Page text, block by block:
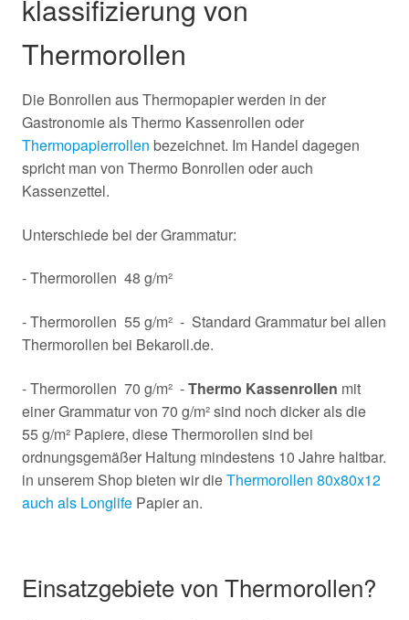
klassifizierung von
Thermorollen
Die Bonrollen aus Thermopapier werden in der
Gastronomie als Thermo Kassenrollen oder
Thermopapierrollen bezeichnet. Im Handel dagegen
spricht man von Thermo Bonrollen oder auch
Kassenzettel.
Unterschiede bei der Grammatur:
- Thermorollen 48 g/m²
- Thermorollen 55 g/m² - Standard Grammatur bei allen
Thermorollen bei Bekaroll.de.
- Thermorollen 70 g/m² -Thermo Kassenrollen mit
einer Grammatur von 70 g/m² sind noch dicker als die
55 g/m² Papiere, diese Thermorollen sind bei
ordnungsgemäßer Haltung mindestens 10 Jahre haltbar.
in unserem Shop bieten wir dieThermorollen 80x80x12
auch als Longlife Papier an.
Einsatzgebiete von Thermorollen?